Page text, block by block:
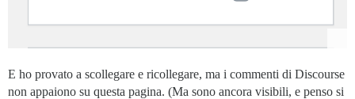
E ho provato a scollegare e ricollegare, ma i commenti di Discourse
non appaiono su questa pagina. (Ma sono ancora visibili, e penso si